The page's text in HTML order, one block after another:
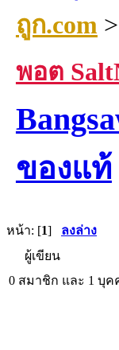
ถูก.com>
พอต
ของแท้
หน้า: [1] ลงล่าง
ผู้เขียน
0 สมาชิก และ 1 บุ